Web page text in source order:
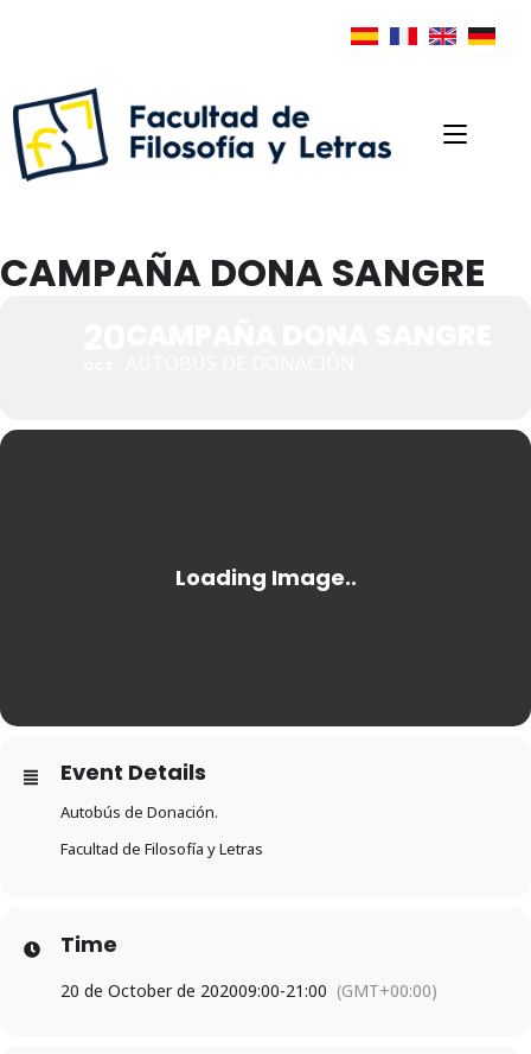
CAMPAÑA DONA SANGRE
Event Details
Autobús de Donación.
Facultad de Filosofía y Letras
Time
20 de October de 202009:00-21:00 (GMT+00:00)